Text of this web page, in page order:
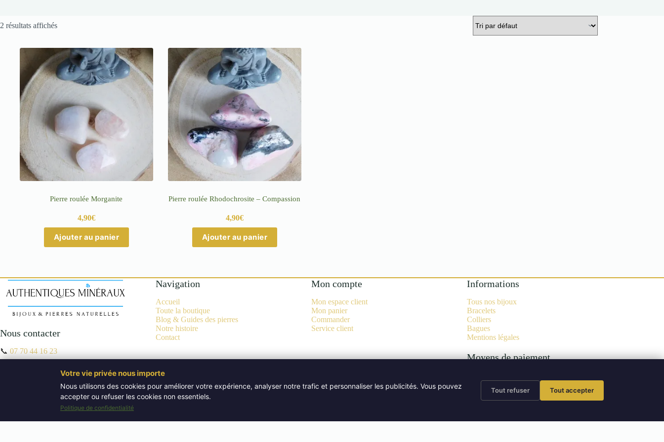
2 résultats affichés
Pierre roulée Morganite
4,90€
Ajouter au panier
Pierre roulée Rhodochrosite – Compassion
4,90€
Ajouter au panier
Nous contacter
📞 07 70 44 16 23
contact@authentiques-mineraux.fr
📍 Aix-en-Provence (13100)
Navigation
Accueil
Toute la boutique
Blog & Guides des pierres
Notre histoire
Contact
Mon compte
Mon espace client
Mon panier
Commander
Service client
Informations
Tous nos bijoux
Bracelets
Colliers
Bagues
Mentions légales
Moyens de paiement
Copyright © 2026 Bijoux Pierres Naturelles | Lithothérapie - Authentiques Minéraux -
Votre vie privée nous importe
Nous utilisons des cookies pour améliorer votre expérience, analyser notre trafic et personnaliser les publicités. Vous pouvez
accepter ou refuser les cookies non essentiels.
Politique de confidentialité
Tout refuser Tout accepter